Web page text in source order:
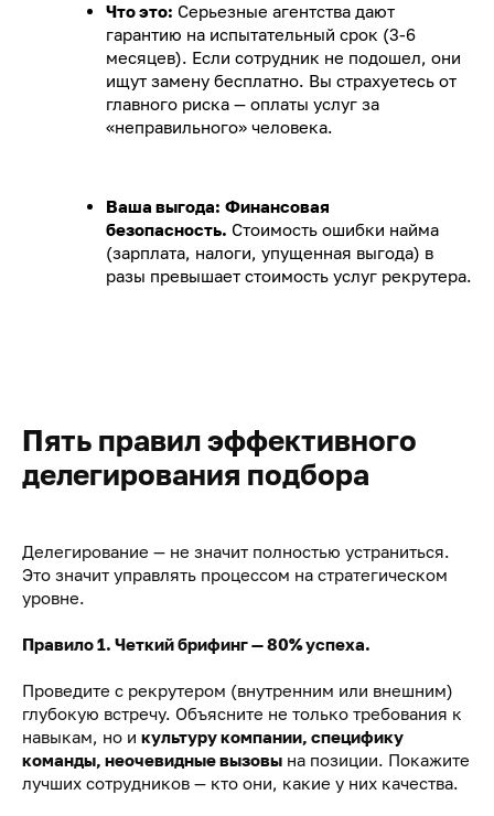
Что это: Серьезные агентства дают
гарантию на испытательный срок (3-6
месяцев). Если сотрудник не подошел, они
ищут замену бесплатно. Вы страхуетесь от
главного риска — оплаты услуг за
«неправильного» человека.
Ваша выгода: Финансовая
безопасность. Стоимость ошибки найма
(зарплата, налоги, упущенная выгода) в
разы превышает стоимость услуг рекрутера.
Пять правил эффективного
делегирования подбора
Делегирование — не значит полностью устраниться.
Это значит управлять процессом на стратегическом
уровне.
Правило 1. Четкий брифинг — 80% успеха.
Проведите с рекрутером (внутренним или внешним)
глубокую встречу. Объясните не только требования к
навыкам, но и культуру компании, специфику
команды, неочевидные вызовы на позиции. Покажите
лучших сотрудников — кто они, какие у них качества.